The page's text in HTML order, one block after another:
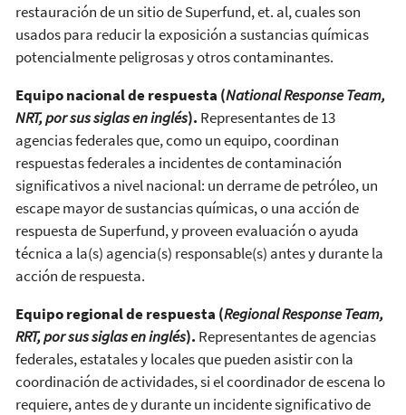
restauración de un sitio de Superfund, et. al, cuales son
usados para reducir la exposición a sustancias químicas
potencialmente peligrosas y otros contaminantes.
Equipo nacional de respuesta (National Response Team,
NRT, por sus siglas en inglés). Representantes de 13
agencias federales que, como un equipo, coordinan
respuestas federales a incidentes de contaminación
significativos a nivel nacional: un derrame de petróleo, un
escape mayor de sustancias químicas, o una acción de
respuesta de Superfund, y proveen evaluación o ayuda
técnica a la(s) agencia(s) responsable(s) antes y durante la
acción de respuesta.
Equipo regional de respuesta (Regional Response Team,
RRT, por sus siglas en inglés). Representantes de agencias
federales, estatales y locales que pueden asistir con la
coordinación de actividades, si el coordinador de escena lo
requiere, antes de y durante un incidente significativo de